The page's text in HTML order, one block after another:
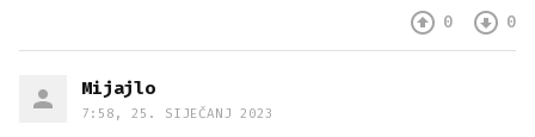
0 0
Mijajlo
7:58, 25. SIJEČANJ 2023